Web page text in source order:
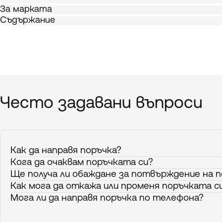
За марката
Съдържание
Често задавани въпроси
Как да направя поръчка?
Кога да очаквам поръчката си?
Ще получа ли обаждане за потвърждение на
Как мога да откажа или променя поръчката
Мога ли да направя поръчка по телефона?